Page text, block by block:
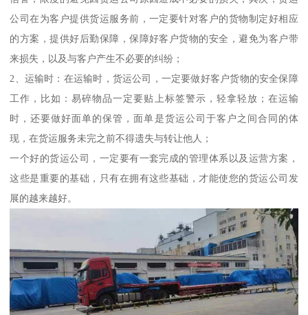
公司在为客户提供货运服务前，一定要针对客户的货物制定好相应
的方案，提供好后勤保障，保障好客户货物的安全，避免为客户带
来损失，以及与客户产生不必要的纠纷；
2、运输时：在运输时，货运公司，一定要做好客户货物的安全保障
工作，比如：易碎物品一定要贴上标签警示，轻拿轻放；在运输
时，还要做好面单的保管，面单是货运公司于客户之间合同的体
现，在货运服务未完之前不得遗失与转让他人；
一个好的货运公司，一定要有一套完成的管理体系以及运营方案，
这些是重要的基础，只有在拥有这些基础，才能使您的货运公司发
展的越来越好。